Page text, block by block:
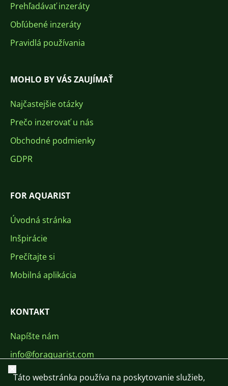
Prehľadávať inzeráty
Obľúbené inzeráty
Pravidlá používania
MOHLO BY VÁS ZAUJÍMAŤ
Najčastejšie otázky
Prečo inzerovať u nás
Obchodné podmienky
GDPR
FOR AQUARIST
Úvodná stránka
Inšpirácie
Prečítajte si
Mobilná aplikácia
KONTAKT
Napíšte nám
info@foraquarist.com
+420 603 449 602
Zavrieť
Táto webstránka používa na poskytovanie služieb,